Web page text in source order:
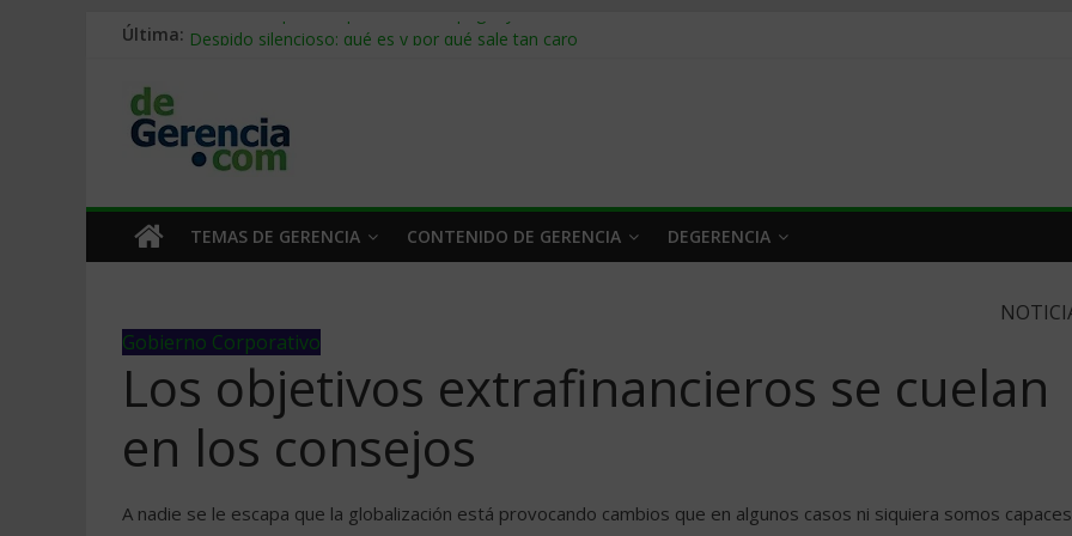
Última: Stablecoins para empresas: cómo pagar y cobrar en 2026
Trabajo forzoso en la cadena de suministro: qué hacer
Mercado hispano de EE. UU.: cómo segmentarlo y venderle
TEMAS DE GERENCIA CONTENIDO DE GERENCIA DEGERENCIA
Gobierno Corporativo
Los objetivos extrafinancieros se cuelan
en los consejos
A nadie se le escapa que la globalización está provocando cambios que en algunos casos ni siquiera somos capaces